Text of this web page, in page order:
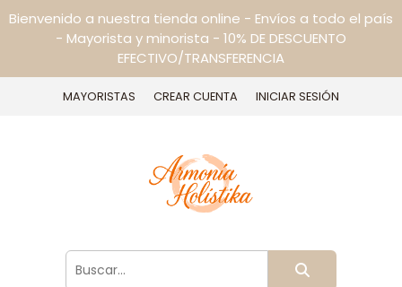
Bienvenido a nuestra tienda online - Envíos a todo el país
- Mayorista y minorista - 10% DE DESCUENTO
EFECTIVO/TRANSFERENCIA
MAYORISTAS CREAR CUENTA INICIAR SESIÓN